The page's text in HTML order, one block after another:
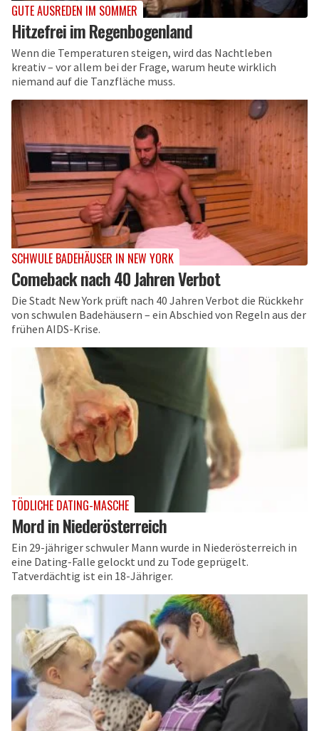
GUTE AUSREDEN IM SOMMER
Hitzefrei im Regenbogenland
Wenn die Temperaturen steigen, wird das Nachtleben
kreativ – vor allem bei der Frage, warum heute wirklich
niemand auf die Tanzfläche muss.
SCHWULE BADEHÄUSER IN NEW YORK
Comeback nach 40 Jahren Verbot
Die Stadt New York prüft nach 40 Jahren Verbot die Rückkehr
von schwulen Badehäusern – ein Abschied von Regeln aus der
frühen AIDS-Krise.
TÖDLICHE DATING-MASCHE
Mord in Niederösterreich
Ein 29-jähriger schwuler Mann wurde in Niederösterreich in
eine Dating-Falle gelockt und zu Tode geprügelt.
Tatverdächtig ist ein 18-Jähriger.